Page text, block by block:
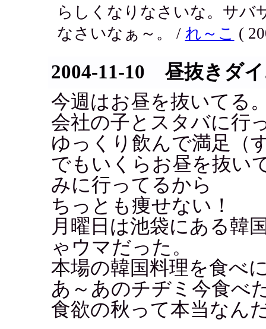
らしくなりなさいな。サバ
なさいなぁ～。 / れ～こ (
2004-11-10 昼抜きダ
今週はお昼を抜いてる
会社の子とスタバに行
ゆっくり飲んで満足（
でもいくらお昼を抜い
みに行ってるから
ちっとも痩せない！
月曜日は池袋にある韓
ゃウマだった。
本場の韓国料理を食べ
あ～あのチヂミ今食べ
食欲の秋って本当なん